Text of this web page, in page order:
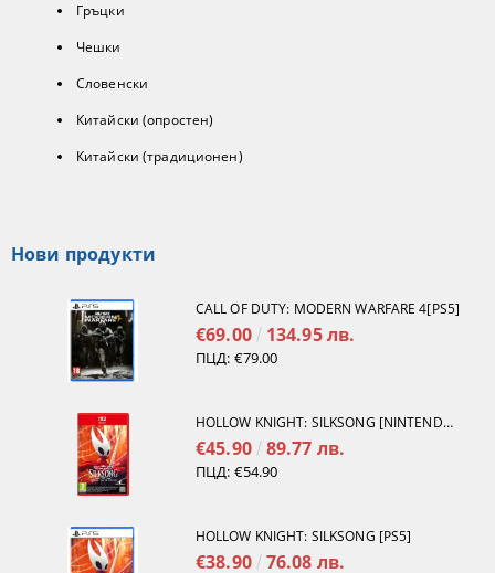
Гръцки
Чешки
Словенски
Китайски (опростен)
Китайски (традиционен)
Нови продукти
CALL OF DUTY: MODERN WARFARE 4[PS5]
€69.00 134.95 лв.
ПЦД: €79.00
HOLLOW KNIGHT: SILKSONG [NINTENDO SWITCH 2]
€45.90 89.77 лв.
ПЦД: €54.90
HOLLOW KNIGHT: SILKSONG [PS5]
€38.90 76.08 лв.